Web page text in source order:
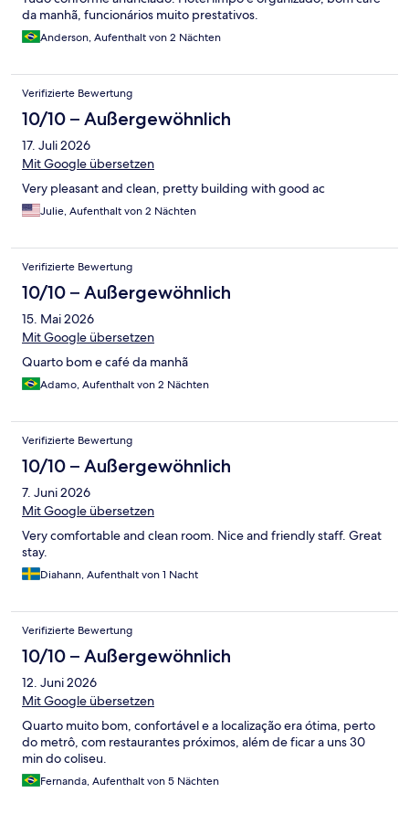
da manhã, funcionários muito prestativos.
Anderson, Aufenthalt von 2 Nächten
Verifizierte Bewertung
10/10 – Außergewöhnlich
17. Juli 2026
Mit Google übersetzen
Very pleasant and clean, pretty building with good ac
Julie, Aufenthalt von 2 Nächten
Verifizierte Bewertung
10/10 – Außergewöhnlich
15. Mai 2026
Mit Google übersetzen
Quarto bom e café da manhã
Adamo, Aufenthalt von 2 Nächten
Verifizierte Bewertung
10/10 – Außergewöhnlich
7. Juni 2026
Mit Google übersetzen
Very comfortable and clean room. Nice and friendly staff. Great
stay.
Diahann, Aufenthalt von 1 Nacht
Verifizierte Bewertung
10/10 – Außergewöhnlich
12. Juni 2026
Mit Google übersetzen
Quarto muito bom, confortável e a localização era ótima, perto
do metrô, com restaurantes próximos, além de ficar a uns 30
min do coliseu.
Fernanda, Aufenthalt von 5 Nächten